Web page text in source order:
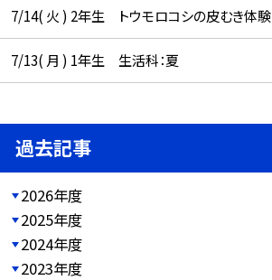
7/14( 火 ) 2年生 トウモロコシの皮むき体験
7/13( 月 ) 1年生 生活科：夏
過去記事
2026年度
2025年度
2024年度
2023年度